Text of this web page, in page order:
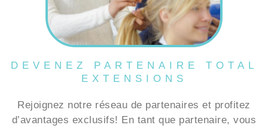
DEVENEZ PARTENAIRE TOTAL
EXTENSIONS
Rejoignez notre réseau de partenaires et profitez
d’avantages exclusifs! En tant que partenaire, vous